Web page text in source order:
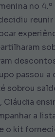
no
reunir
passou a
sobrou
a
o kit